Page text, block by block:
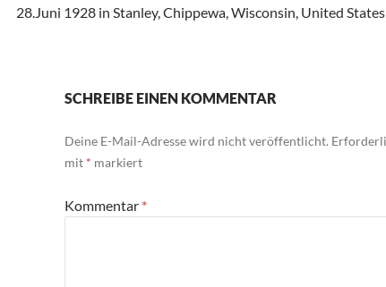
28.Juni 1928 in Stanley, Chippewa, Wisconsin, United
SCHREIBE EINEN KOMMENTAR
Deine E-Mail-Adresse wird nicht veröffentlicht.
mit * markiert
Kommentar *